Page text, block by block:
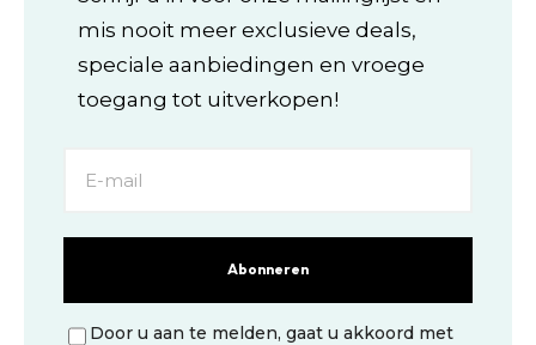
worden
productpagina
worden
op
de
productpagina
mis nooit meer exclusieve deals,
speciale aanbiedingen en vroege
toegang tot uitverkopen!
Abonneren
Door u aan te melden, gaat u akkoord met